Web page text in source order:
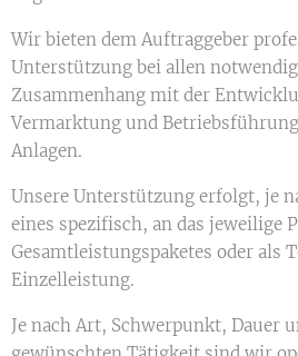
Wir bieten dem Auftraggeber
Unterstützung bei allen
Zusammenhang mit der
Vermarktung und
Anlagen.
Unsere Unterstützung erfolgt, je
eines spezifisch, an das jeweilige
Gesamtleistungspaketes oder als
Einzelleistung.
Je nach Art, Schwerpunkt, Dauer